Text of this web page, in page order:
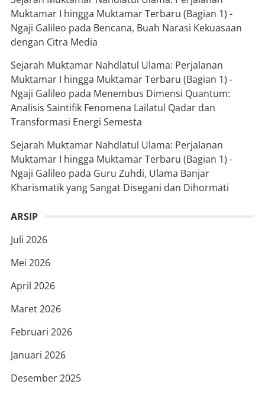
Muktamar I hingga Muktamar Terbaru (Bagian 1) -
Ngaji Galileo pada Bencana, Buah Narasi Kekuasaan
dengan Citra Media
Sejarah Muktamar Nahdlatul Ulama: Perjalanan
Muktamar I hingga Muktamar Terbaru (Bagian 1) -
Ngaji Galileo pada Menembus Dimensi Quantum:
Analisis Saintifik Fenomena Lailatul Qadar dan
Transformasi Energi Semesta
Sejarah Muktamar Nahdlatul Ulama: Perjalanan
Muktamar I hingga Muktamar Terbaru (Bagian 1) -
Ngaji Galileo pada Guru Zuhdi, Ulama Banjar
Kharismatik yang Sangat Disegani dan Dihormati
ARSIP
Juli 2026
Mei 2026
April 2026
Maret 2026
Februari 2026
Januari 2026
Desember 2025